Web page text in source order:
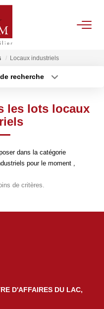
Locaux industriels
recherche
Budget max
les lots locaux
dans la catégorie
pour le moment ,
de critères.
D'AFFAIRES DU LAC,